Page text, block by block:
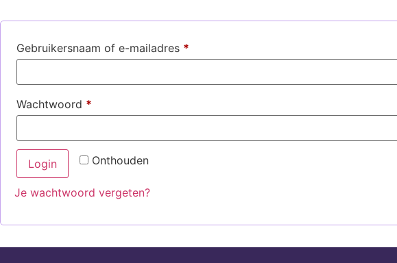
Gebruikersnaam of e-mailadres *
Wachtwoord *
Onthouden
Login
Je wachtwoord vergeten?